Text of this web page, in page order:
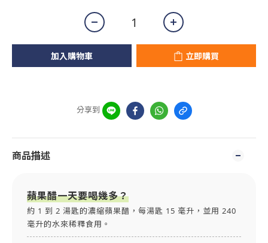
加入購物車 立即購買
分享到
商品描述
蘋果醋一天要喝幾多？
約 1 到 2 湯匙的濃縮蘋果醋，每湯匙 15 毫升，並用 240
毫升的水來稀釋食用。